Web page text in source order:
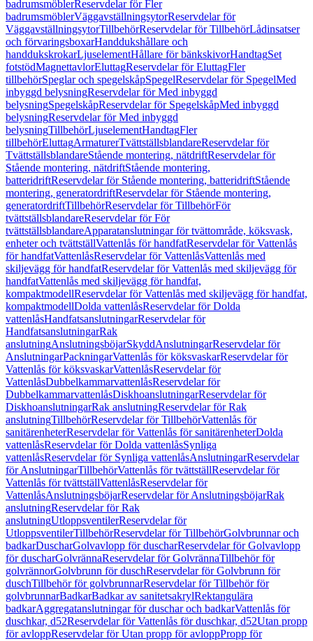
badrumsmöblerReservdelar för Fler
badrumsmöblerVäggavställningsytorReservdelar för
VäggavställningsytorTillbehörReservdelar för TillbehörLådinsatser
och förvaringsboxarHanddukshållare och
handdukskrokarLjuselementHållare för bänkskivorHandtagSet
fotstödMagnettavlorEluttagReservdelar för EluttagFler
tillbehörSpeglar och spegelskåpSpegelReservdelar för SpegelMed
inbyggd belysningReservdelar för Med inbyggd
belysningSpegelskåpReservdelar för SpegelskåpMed inbyggd
belysningReservdelar för Med inbyggd
belysningTillbehörLjuselementHandtagFler
tillbehörEluttagArmaturerTvättställsblandareReservdelar för
TvättställsblandareStående montering, nätdriftReservdelar för
Stående montering, nätdriftStående montering,
batteridriftReservdelar för Stående montering, batteridriftStående
montering, generatordriftReservdelar för Stående montering,
generatordriftTillbehörReservdelar för TillbehörFör
tvättställsblandareReservdelar för För
tvättställsblandareApparatanslutningar för tvättområde, köksvask,
enheter och tvättställVattenlås för handfatReservdelar för Vattenlås
för handfatVattenlåsReservdelar för VattenlåsVattenlås med
skiljevägg för handfatReservdelar för Vattenlås med skiljevägg för
handfatVattenlås med skiljevägg för handfat,
kompaktmodellReservdelar för Vattenlås med skiljevägg för handfat,
kompaktmodellDolda vattenlåsReservdelar för Dolda
vattenlåsHandfatsanslutningarReservdelar för
HandfatsanslutningarRak
anslutningAnslutningsböjarSkyddAnslutningarReservdelar för
AnslutningarPackningarVattenlås för köksvaskarReservdelar för
Vattenlås för köksvaskarVattenlåsReservdelar för
VattenlåsDubbelkammarvattenlåsReservdelar för
DubbelkammarvattenlåsDiskhoanslutningarReservdelar för
DiskhoanslutningarRak anslutningReservdelar för Rak
anslutningTillbehörReservdelar för TillbehörVattenlås för
sanitärenheterReservdelar för Vattenlås för sanitärenheterDolda
vattenlåsReservdelar för Dolda vattenlåsSynliga
vattenlåsReservdelar för Synliga vattenlåsAnslutningarReservdelar
för AnslutningarTillbehörVattenlås för tvättställReservdelar för
Vattenlås för tvättställVattenlåsReservdelar för
VattenlåsAnslutningsböjarReservdelar för AnslutningsböjarRak
anslutningReservdelar för Rak
anslutningUtloppsventilerReservdelar för
UtloppsventilerTillbehörReservdelar för TillbehörGolvbrunnar och
badkarDuscharGolvavlopp för duscharReservdelar för Golvavlopp
för duscharGolvrännaReservdelar för GolvrännaTillbehör för
golvrännorGolvbrunn för duschReservdelar för Golvbrunn för
duschTillbehör för golvbrunnarReservdelar för Tillbehör för
golvbrunnarBadkarBadkar av sanitetsakrylRektangulära
badkarAggregatanslutningar för duschar och badkarVattenlås för
duschkar, d52Reservdelar för Vattenlås för duschkar, d52Utan propp
för avloppReservdelar för Utan propp för avloppPropp för